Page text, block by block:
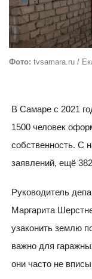
Фото: tvsamara.ru /
В Самаре с 2021
1500 человек
собственность. С
заявлений, ещё
Руководитель
Маргарита
узаконить землю
важно для
они часто не